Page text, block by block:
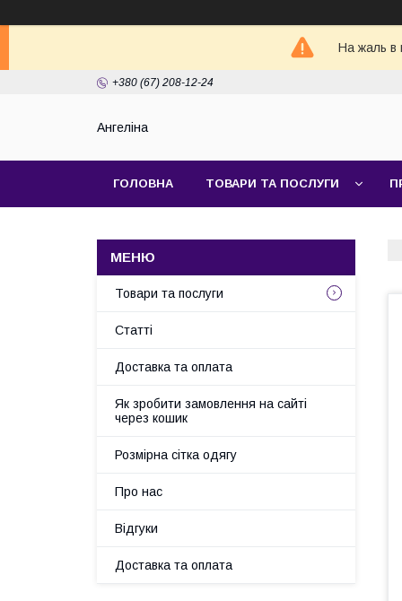
На жаль в
+380 (67) 208-12-24
Ангеліна
ГОЛОВНА ТОВАРИ ТА ПОСЛУГИ
Товари та послуги
Статті
Доставка та оплата
Як зробити замовлення на сайті
через кошик
Розмірна сітка одягу
Про нас
Відгуки
Доставка та оплата